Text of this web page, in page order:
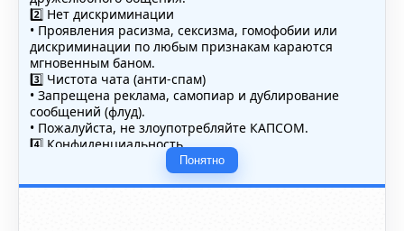
2️⃣ Нет дискриминации
• Проявления расизма, сексизма, гомофобии или
дискриминации по любым признакам караются
мгновенным баном.
3️⃣ Чистота чата (анти-спам)
• Запрещена реклама, самопиар и дублирование
сообщений (флуд).
• Пожалуйста, не злоупотребляйте КАПСОМ.
4️⃣ Конфиденциальность
• Не публикуйте личные данные — свои или чужие
(телефоны, адреса, документы).
5️⃣ Уместность контента
Понятно